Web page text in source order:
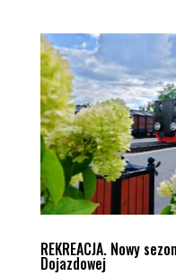
REKREACJA. Nowy
Dojazdowej